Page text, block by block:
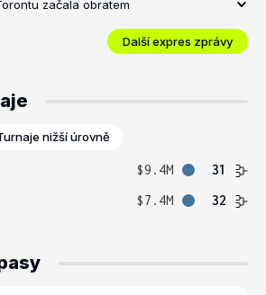
začala obratem
Další expres zprávy
nižší úrovně
$9.4M
31
$7.4M 32